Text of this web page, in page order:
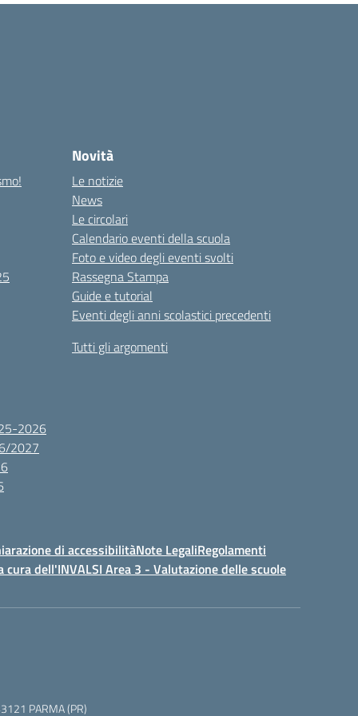
2026
2027
Novità
Le notizie
News
Le circolari
Calendario eventi della scuola
Foto e video degli eventi svolti
Rassegna Stampa
Guide e tutorial
Eventi degli anni scolastici precedenti
Tutti gli argomenti
di accessibilitàNote LegaliRegolamenti
cura dell'INVALSI Area 3 - Valutazione delle scuole
PARMA (PR)